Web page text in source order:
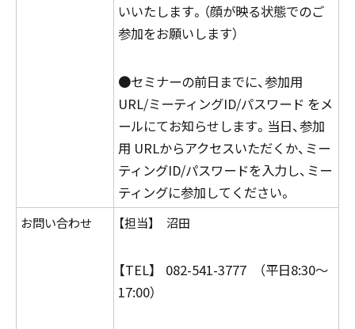
いいたします。（顔が映る状態でのご
参加をお願いします）
●セミナーの前日までに、参加用
URL/ミーティングID/パスワード をメ
ールにてお知らせします。当日、参加
用 URLからアクセスいただくか、ミー
ティングID/パスワードを入力し、ミー
ティングに参加してください。
お問い合わせ 【担当】 沼田
【TEL】 082-541-3777 （平日8:30～
17:00）